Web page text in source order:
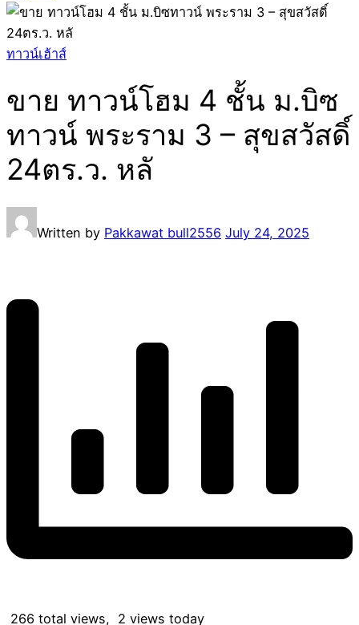
ทาวน์เฮ้าส์
ขาย ทาวน์โฮม 4 ชั้น ม.บิซ
ทาวน์ พระราม 3 – สุขสวัสดิ์
24ตร.ว. หลั
Written by Pakkawat bull2556 July 24, 2025
266 total views, 2 views today